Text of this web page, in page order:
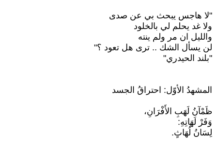
"لا هاجس يبحث بي عن صدى
ولا غد يحلم لي بالخلود
والليل ان مر ولم ينته
لن يسأل الشك .. ترى هل تعود ؟"
"بلند الحيدري"
المشهدُ الأوّل: احتراقُ الجسد
ظَمْآنُ لَهَبِ الأَفْرَانِ،
وَفَرْ لَهَاتِهِ:
لِسَانُ لُهَاثٍ.